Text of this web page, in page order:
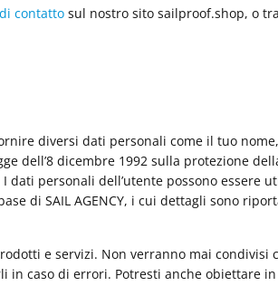
contatto sul nostro sito sailproof.shop, o
diversi dati personali come il tuo
dell’8 dicembre 1992 sulla protezione
dati personali dell’utente possono essere
di SAIL AGENCY, i cui dettagli sono
e servizi. Non verranno mai condivisi
caso di errori. Potresti anche obiettare